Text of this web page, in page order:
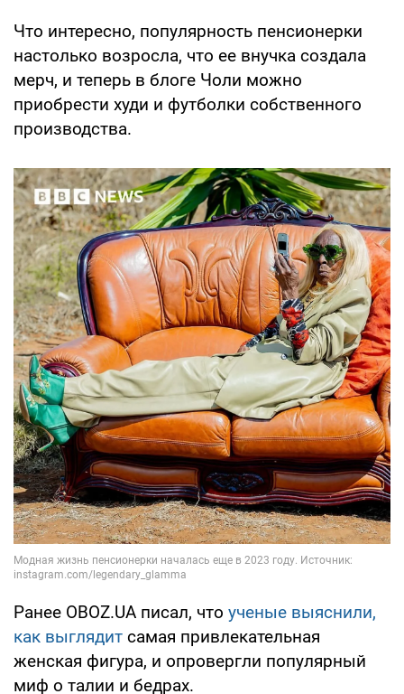
Что интересно, популярность пенсионерки
настолько возросла, что ее внучка создала
мерч, и теперь в блоге Чоли можно
приобрести худи и футболки собственного
производства.
Ранее OBOZ.UA писал, что ученые выяснили,
как выглядит самая привлекательная
женская фигура, и опровергли популярный
миф о талии и бедрах.